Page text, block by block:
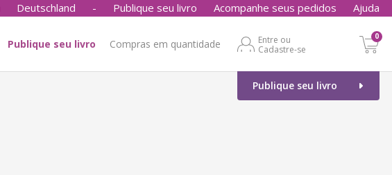
Deutschland - Publique seu livro Acompanhe seus pedidos Ajuda
Publique seu livro Compras em quantidade
Entre ou
Cadastre-se
0
Publique seu livro